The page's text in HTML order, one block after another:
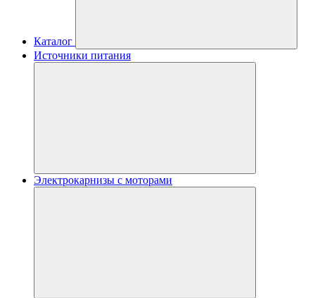
Каталог
Источники питания
Электрокарнизы с моторами